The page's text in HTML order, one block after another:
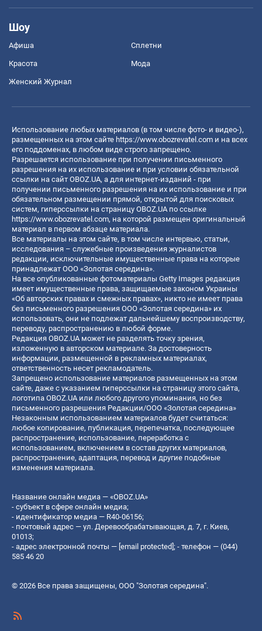
Шоу
Афиша Сплетни
Красота Мода
Женский Журнал
Использование любых материалов (в том числе фото- и видео-),
размещенных на этом сайте https://www.obozrevatel.com и на всех
его поддоменах, в любом виде строго запрещено.
Разрешается использование при получении письменного
разрешения на их использование и при условии обязательной
ссылки на сайт OBOZ.UA, а для интернет-изданий - при
получении письменного разрешения на их использование и при
обязательном размещении прямой, открытой для поисковых
систем, гиперссылки на страницу OBOZ.UA по ссылке
https://www.obozrevatel.com, на которой размещен оригинальный
материал в первом абзаце материала.
Все материалы на этом сайте, в том числе интервью, статьи,
исследования – служебные произведения журналистов
редакции, исключительные имущественные права на которые
принадлежат ООО «Золотая середина».
На все опубликованные фотоматериалы Getty Images редакция
имеет имущественные права, защищаемые законом Украины
«Об авторских правах и смежных правах», никто не имеет права
без письменного разрешения ООО «Золотая середина» их
использовать, они не подлежат дальнейшему воспроизводству,
переводу, распространению в любой форме.
Редакция OBOZ.UA может не разделять точку зрения,
изложенную в авторском материале. За достоверность
информации, размещенной в рекламных материалах,
ответственность несет рекламодатель.
Запрещено использование материалов размещенных на этом
сайте, даже с указанием гиперссылки на страницу этого сайта,
логотипа OBOZ.UA или любого другого упоминания, но без
письменного разрешения Редакции/ООО «Золотая середина»
Незаконным использованием материалов будет считаться:
любое копирование, публикация, перепечатка, последующее
распространение, использование, переработка с
использованием, включением в состав других материалов,
распространение, адаптация, перевод и другие подобные
изменения материала.
Название онлайн медиа — «OBOZ.UA»
- субъект в сфере онлайн медиа;
- идентификатор медиа — R40-06156;
- почтовый адрес — ул. Деревообрабатывающая, д. 7, г. Киев,
01013;
- адрес электронной почты — [email protected] ; - телефон — (044)
585 46 20
© 2026 Все права защищены, ООО "Золотая середина".